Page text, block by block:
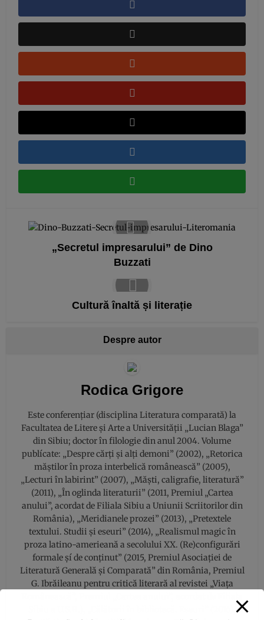
„Secretul impresarului” de Dino
Buzzati
Cultură înaltă și literație
Despre autor
Rodica Grigore
Este conferențiar (disciplina Literatura comparată) la
Facultatea de Litere și Arte a Universității „Lucian Blaga”
din Sibiu; doctor în filologie din anul 2004. Volume
publícate: „Despre cărți și alți demoni” (2002), „Retorica
măştilor în proza interbelică românească” (2005),
„Lecturi în labirint” (2007), „Măşti, caligrafie, literatură”
(2011), „În oglinda literaturii” (2011, Premiul „Cartea
anului”, acordat de Filiala Sibiu a Uniunii Scriitorilor din
România), „Meridianele prozei” (2013), „Pretextele
textului. Studii și eseuri” (2014), „Realismul magic în
proza latino-amerieană a secolului XX. (Re)configurări
formale şí de conținut” (2015, Premiul Asociației de
Literatură Generală și Comparată” din România, Premiul
G. Ibrăileanu pentru critică literară al revistei „Viața